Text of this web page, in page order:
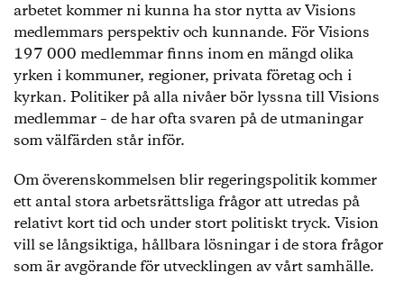
arbetet kommer ni kunna ha stor nytta av Visions
medlemmars perspektiv och kunnande. För Visions
197 000 medlemmar finns inom en mängd olika
yrken i kommuner, regioner, privata företag och i
kyrkan. Politiker på alla nivåer bör lyssna till Visions
medlemmar – de har ofta svaren på de utmaningar
som välfärden står inför.
Om överenskommelsen blir regeringspolitik kommer
ett antal stora arbetsrättsliga frågor att utredas på
relativt kort tid och under stort politiskt tryck. Vision
vill se långsiktiga, hållbara lösningar i de stora frågor
som är avgörande för utvecklingen av vårt samhälle.